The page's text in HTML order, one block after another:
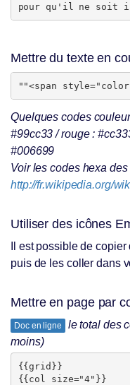
pour qu'il ne soit
Mettre du texte en
Quelques codes
#99cc33 / rouge :
#006699
Voir les codes hexa
http://fr.wikipedia.org/
Utiliser des icônes
Il est possible de
puis de les coller dans
Mettre en page par
Doc en ligne
le total des
moins)
{{grid}}
{{col size="4"}}